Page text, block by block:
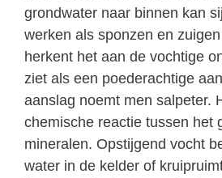
grondwater naar binnen kan
werken als sponzen en
herkent het aan de vochtige
ziet als een poederachtige
aanslag noemt men salpeter.
chemische reactie tussen het
mineralen. Opstijgend vocht
water in de kelder of